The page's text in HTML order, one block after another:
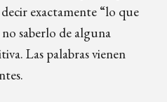
exactamente “lo que
no saberlo de alguna
Las palabras vienen